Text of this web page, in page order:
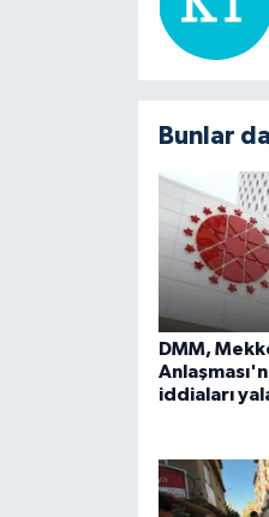
Bunlar
DMM,
iddiaları